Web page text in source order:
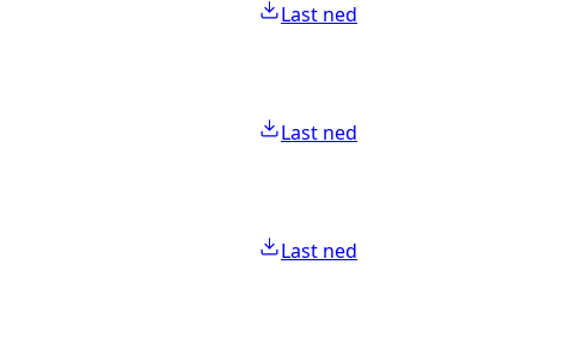
Last ned
Last ned
Last ned